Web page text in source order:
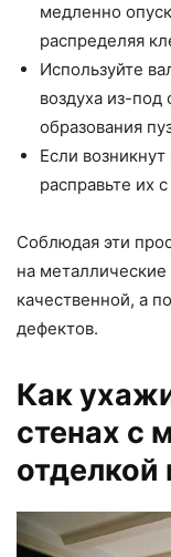
медленно
распределяя
Используйте
воздуха из-под
образования
Если
расправьте их
Соблюдая эти
на
качественной, а
дефектов.
Как
стенах с
отделкой